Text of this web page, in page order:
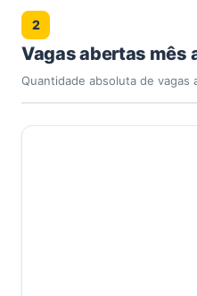
2
Vagas abertas mês
Quantidade absoluta de vagas